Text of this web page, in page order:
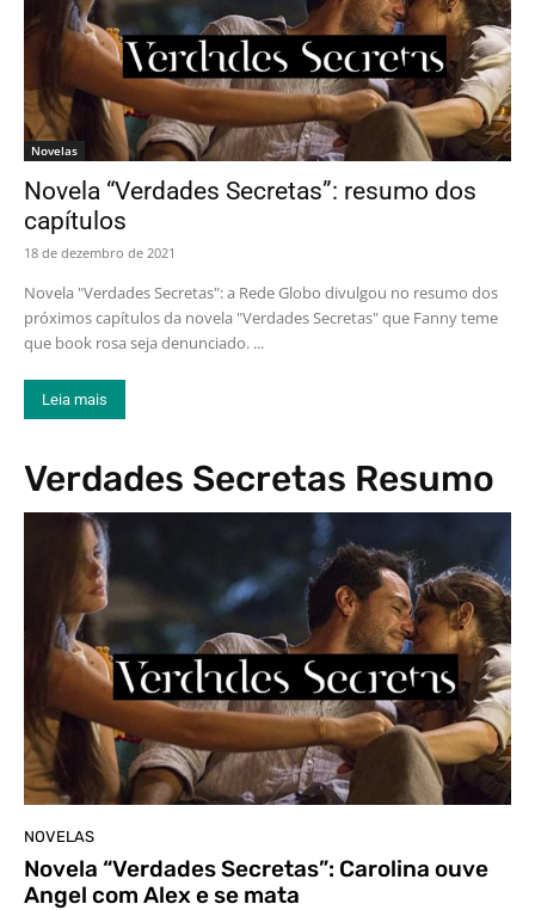
Novelas
Novela “Verdades Secretas”: resumo dos
capítulos
18 de dezembro de 2021
Novela "Verdades Secretas": a Rede Globo divulgou no resumo dos
próximos capítulos da novela "Verdades Secretas" que Fanny teme
que book rosa seja denunciado. ...
Leia mais
Verdades Secretas Resumo
NOVELAS
Novela “Verdades Secretas”: Carolina ouve
Angel com Alex e se mata